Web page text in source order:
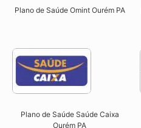
Plano de Saúde Omint Ourém PA​
Plano de Saúde Saúde Caixa
Ourém PA​